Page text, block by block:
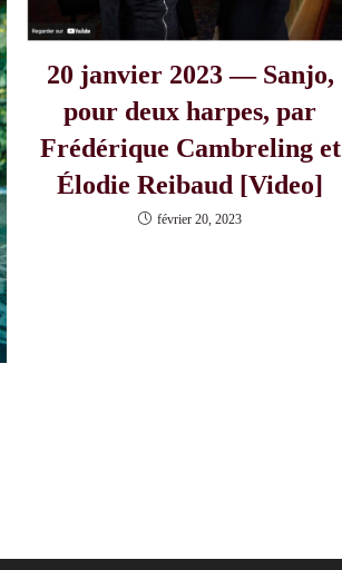
20 janvier 2023 — Sanjo,
pour deux harpes, par
Frédérique Cambreling et
Élodie Reibaud [Video]
février 20, 2023